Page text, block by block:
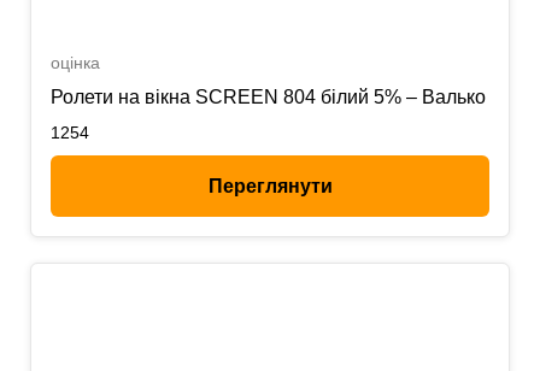
оцінка
Ролети на вікна SCREEN 804 білий 5% – Валько
1254
Переглянути